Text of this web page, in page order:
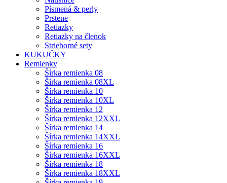
Písmená & perly
Prstene
Retiazky
Retiazky na členok
Strieborné sety
KUKUČKY
Remienky
Šírka remienka 08
Šírka remienka 08XL
Šírka remienka 10
Šírka remienka 10XL
Šírka remienka 12
Šírka remienka 12XXL
Šírka remienka 14
Šírka remienka 14XXL
Šírka remienka 16
Šírka remienka 16XXL
Šírka remienka 18
Šírka remienka 18XXL